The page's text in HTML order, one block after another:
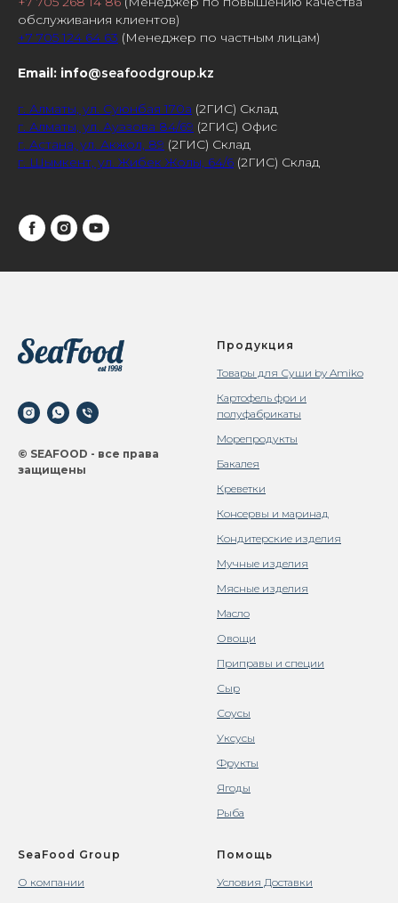
обслуживания клиентов)
+7 705 124 64 63 (Менеджер по частным лицам)
Email: info@seafoodgroup.kz
г. Алматы, ул. Суюнбая 170а (2ГИС) Склад
г. Алматы, ул. Ауэзова 84/69 (2ГИС) Офис
г. Астана, ул. Акжол, 89 (2ГИС) Склад
г. Шымкент, ул. Жибек Жолы, 64/6 (2ГИС) Склад
© SEAFOOD - все права
защищены
Продукция
Товары для Суши by Amiko
Картофель фри и
полуфабрикаты
Морепродукты
Бакалея
Креветки
Консервы и маринад
Кондитерские изделия
Мучные изделия
Мясные изделия
Масло
Овощи
Приправы и специи
Сыр
Соусы
Уксусы
Фрукты
Ягоды
Рыба
SeaFood Group
О компании
Помощь
Условия Доставки